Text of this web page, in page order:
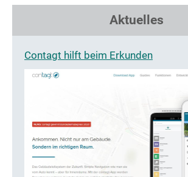
Aktuelles
Contagt hilft beim Erkunden